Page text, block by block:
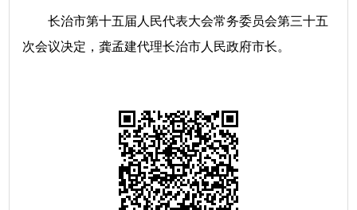
长治市第十五届人民代表大会常务委员会第三十五
次会议决定，龚孟建代理长治市人民政府市长。